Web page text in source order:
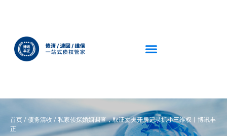
首页 /债务清收 /私家侦探婚姻调查，取证丈夫开房记录抓小三维权丨博讯丰
正